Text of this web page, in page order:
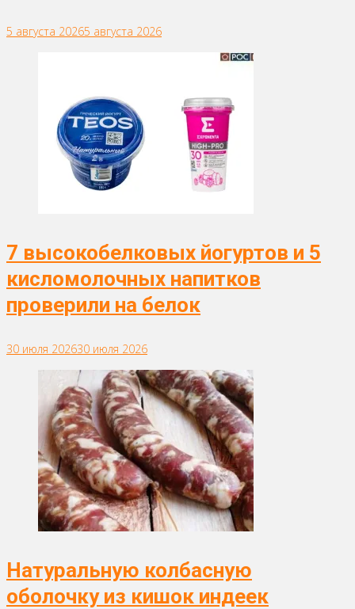
5 августа 20265 августа 2026
7 высокобелковых йогуртов и 5
кисломолочных напитков
проверили на белок
30 июля 202630 июля 2026
Натуральную колбасную
оболочку из кишок индеек